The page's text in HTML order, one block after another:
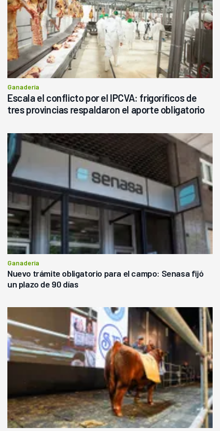
Ganadería
Escala el conflicto por el IPCVA: frigoríficos de
tres provincias respaldaron el aporte obligatorio
Ganadería
Nuevo trámite obligatorio para el campo: Senasa fijó
un plazo de 90 días